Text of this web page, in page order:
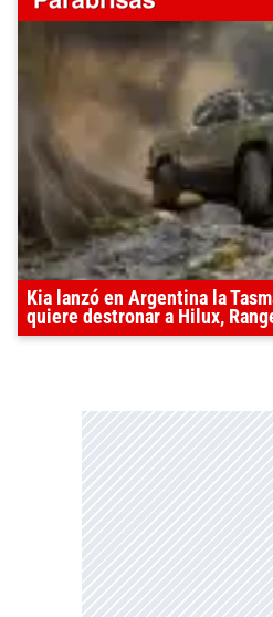
Kia lanzó en Argentina la
quiere destronar a Hilux,